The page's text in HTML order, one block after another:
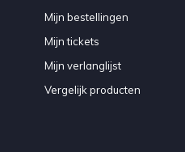
Mijn bestellingen
Mijn tickets
Mijn verlanglijst
Vergelijk producten